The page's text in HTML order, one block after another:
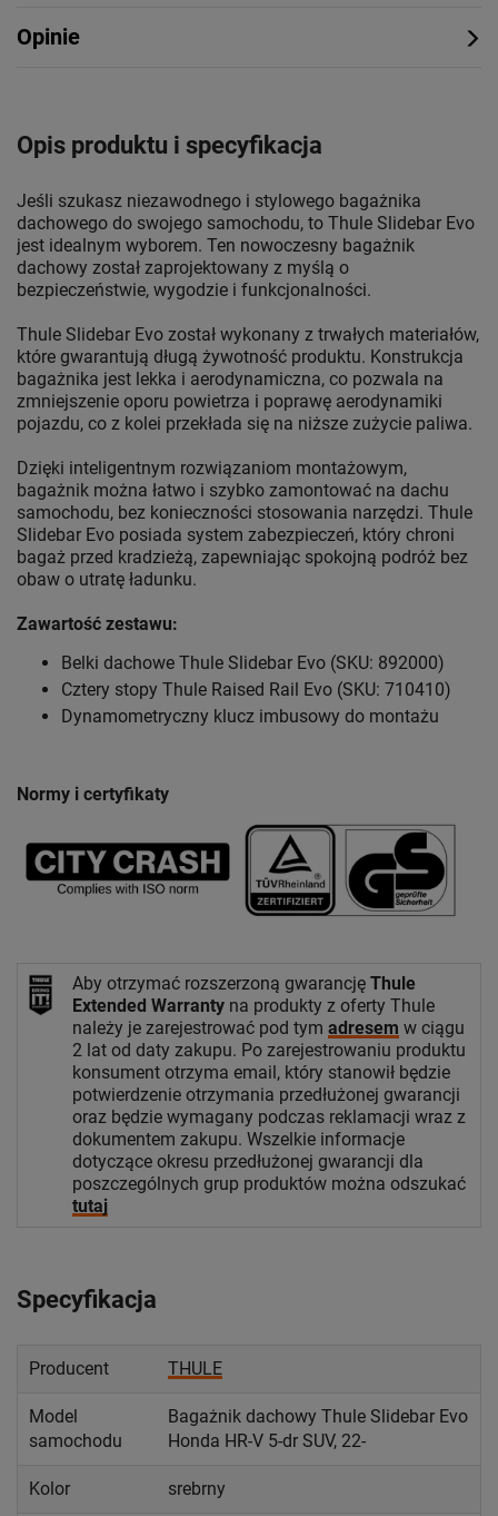
Opinie
Opis produktu i specyfikacja
Jeśli szukasz niezawodnego i stylowego bagażnika
dachowego do swojego samochodu, to Thule Slidebar Evo
jest idealnym wyborem. Ten nowoczesny bagażnik
dachowy został zaprojektowany z myślą o
bezpieczeństwie, wygodzie i funkcjonalności.
Thule Slidebar Evo został wykonany z trwałych materiałów,
które gwarantują długą żywotność produktu. Konstrukcja
bagażnika jest lekka i aerodynamiczna, co pozwala na
zmniejszenie oporu powietrza i poprawę aerodynamiki
pojazdu, co z kolei przekłada się na niższe zużycie paliwa.
Dzięki inteligentnym rozwiązaniom montażowym,
bagażnik można łatwo i szybko zamontować na dachu
samochodu, bez konieczności stosowania narzędzi. Thule
Slidebar Evo posiada system zabezpieczeń, który chroni
bagaż przed kradzieżą, zapewniając spokojną podróż bez
obaw o utratę ładunku.
Zawartość zestawu:
Belki dachowe Thule Slidebar Evo (SKU: 892000)
Cztery stopy Thule Raised Rail Evo (SKU: 710410)
Dynamometryczny klucz imbusowy do montażu
Normy i certyfikaty
Aby otrzymać rozszerzoną gwarancję Thule
Extended Warranty na produkty z oferty Thule
należy je zarejestrować pod tym adresem w ciągu
2 lat od daty zakupu. Po zarejestrowaniu produktu
konsument otrzyma email, który stanowił będzie
potwierdzenie otrzymania przedłużonej gwarancji
oraz będzie wymagany podczas reklamacji wraz z
dokumentem zakupu. Wszelkie informacje
dotyczące okresu przedłużonej gwarancji dla
poszczególnych grup produktów można odszukać
tutaj
Specyfikacja
Producent THULE
Model
samochodu
Bagażnik dachowy Thule Slidebar Evo
Honda HR-V 5-dr SUV, 22-
Kolor srebrny